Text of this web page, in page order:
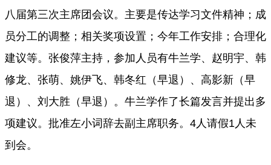
八届第三次主席团会议。主要是传达学习文件精神；成
员分工的调整；相关奖项设置；今年工作安排；合理化
建议等。张俊萍主持，参加人员有牛兰学、赵明宇、韩
修龙、张萌、姚伊飞、韩冬红（早退）、高影新（早
退）、刘大胜（早退）。牛兰学作了长篇发言并提出多
项建议。批准左小词辞去副主席职务。4人请假1人未
到会。